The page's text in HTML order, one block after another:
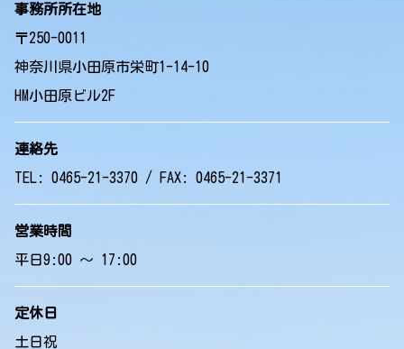
事務所所在地
〒250-0011
神奈川県小田原市栄町1-14-10
HM小田原ビル2F
連絡先
TEL: 0465-21-3370 / FAX: 0465-21-3371
営業時間
平日9:00 ～ 17:00
定休日
土日祝